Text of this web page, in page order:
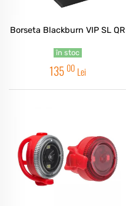
Borseta Blackburn VIP SL QR
în stoc
135 00 Lei